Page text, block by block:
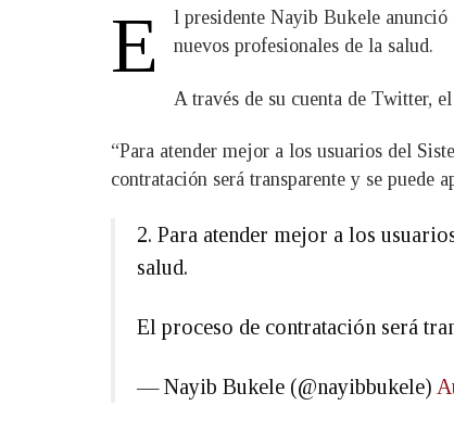
E
l presidente Nayib Bukele anunció
nuevos profesionales de la salud.
A través de su cuenta de Twitter,
“Para atender mejor a los usuarios del
contratación será transparente y se puede
2. Para atender mejor a los
salud.
El proceso de contratación será
— Nayib Bukele (@nayibbukele)